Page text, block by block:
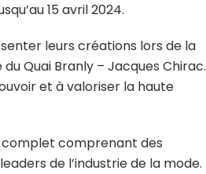
15 avril 2024.
leurs créations lors de la
Quai Branly – Jacques Chirac.
et à valoriser la haute
comprenant des
de l’industrie de la mode.